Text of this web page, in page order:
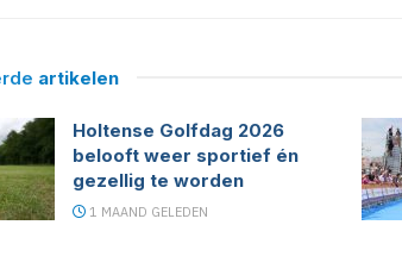
artikelen
Holtense Golfdag 2026
belooft weer sportief én
gezellig te worden
1 MAAND GELEDEN